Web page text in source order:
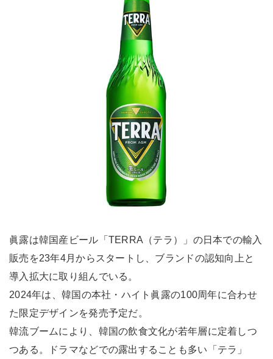
眞露は韓国産ビール「TERRA（テラ）」の日本での輸入
販売を23年4月からスタートし、ブランドの認知向上と
導入拡大に取り組んでいる。
2024年は、韓国の本社・ハイト眞露の100周年に合わせ
た限定デザインを発売予定だ。
韓流ブームにより、韓国の飲食文化が若年層に定着しつ
つある。ドラマなどでの露出することも多い「テラ」